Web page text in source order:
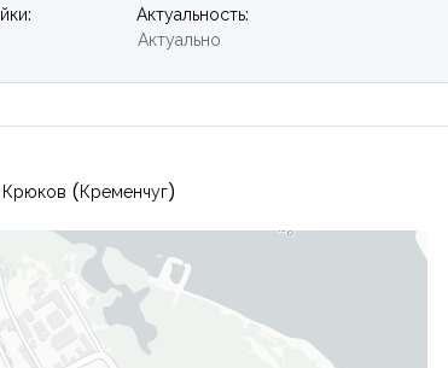
Актуальность:
Актуально
Крюков (Кременчуг)